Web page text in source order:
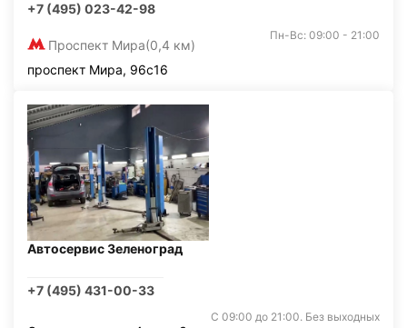
+7 (495) 023-42-98
Проспект Мира(0,4 км)
Пн-Вс: 09:00 - 21:00
проспект Мира, 96с16
Автосервис Зеленоград
+7 (495) 431-00-33
С 09:00 до 21:00. Без выходных